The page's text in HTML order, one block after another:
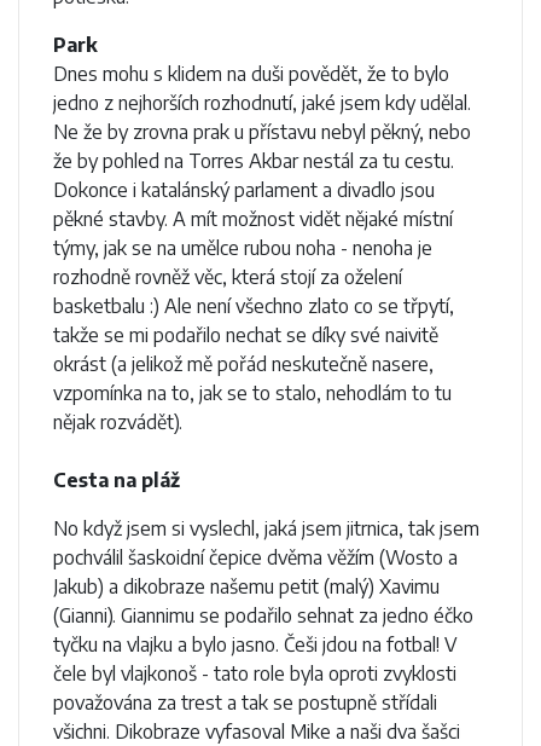
Park
Dnes mohu s klidem na duši povědět, že to bylo
jedno z nejhorších rozhodnutí, jaké jsem kdy udělal.
Ne že by zrovna prak u přístavu nebyl pěkný, nebo
že by pohled na Torres Akbar nestál za tu cestu.
Dokonce i katalánský parlament a divadlo jsou
pěkné stavby. A mít možnost vidět nějaké místní
týmy, jak se na umělce rubou noha - nenoha je
rozhodně rovněž věc, která stojí za oželení
basketbalu :) Ale není všechno zlato co se třpytí,
takže se mi podařilo nechat se díky své naivitě
okrást (a jelikož mě pořád neskutečně nasere,
vzpomínka na to, jak se to stalo, nehodlám to tu
nějak rozvádět).
Cesta na pláž
No když jsem si vyslechl, jaká jsem jitrnica, tak jsem
pochválil šaskoidní čepice dvěma věžím (Wosto a
Jakub) a dikobraze našemu petit (malý) Xavimu
(Gianni). Giannimu se podařilo sehnat za jedno éčko
tyčku na vlajku a bylo jasno. Češi jdou na fotbal! V
čele byl vlajkonoš - tato role byla oproti zvyklosti
považována za trest a tak se postupně střídali
všichni. Dikobraze vyfasoval Mike a naši dva šašci